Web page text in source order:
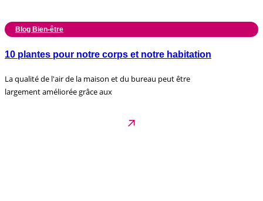
Blog Bien-être
10 plantes pour notre corps et notre habitation
La qualité de l'air de la maison et du bureau peut être
largement améliorée grâce aux